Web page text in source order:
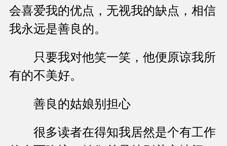
会喜爱我的优点，无视我的缺点，相信
我永远是善良的。
只要我对他笑一笑，他便原谅我所
有的不美好。
善良的姑娘别担心
很多读者在得知我居然是个有工作